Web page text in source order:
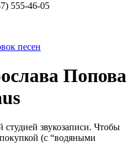
555-46-05
песен
Попова
звукозаписи. Чтобы
(с “водяными